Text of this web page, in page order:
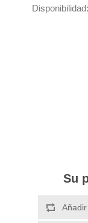
Disponibilidad:
Su